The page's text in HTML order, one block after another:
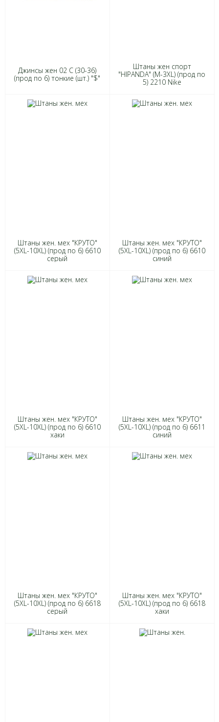
Джинсы жен 02 С (30-36)
(прод по 6) тонкие (шт.) "$"
Штаны жен спорт
"HIPANDA" (M-3XL) (прод по
5) 2210 Nike
Штаны жен. мех "КРУТО"
(5XL-10XL) (прод по 6) 6610
серый
Штаны жен. мех "КРУТО"
(5XL-10XL) (прод по 6) 6610
синий
Штаны жен. мех "КРУТО"
(5XL-10XL) (прод по 6) 6610
хаки
Штаны жен. мех "КРУТО"
(5XL-10XL) (прод по 6) 6611
синий
Штаны жен. мех "КРУТО"
(5XL-10XL) (прод по 6) 6618
серый
Штаны жен. мех "КРУТО"
(5XL-10XL) (прод по 6) 6618
хаки